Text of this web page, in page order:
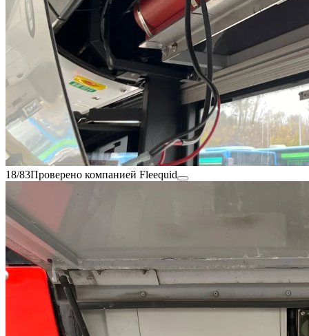
18/83Проверено компанией Fleequid